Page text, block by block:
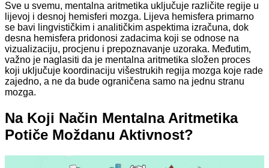
Sve u svemu, mentalna aritmetika uključuje različite regije u
lijevoj i desnoj hemisferi mozga. Lijeva hemisfera primarno
se bavi lingvističkim i analitičkim aspektima izračuna, dok
desna hemisfera pridonosi zadacima koji se odnose na
vizualizaciju, procjenu i prepoznavanje uzoraka. Međutim,
važno je naglasiti da je mentalna aritmetika složen proces
koji uključuje koordinaciju višestrukih regija mozga koje rade
zajedno, a ne da bude ograničena samo na jednu stranu
mozga.
Na Koji Način Mentalna Aritmetika
Potiče Moždanu Aktivnost?